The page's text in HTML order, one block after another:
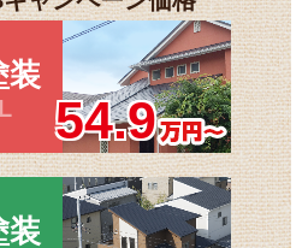
装
54.9
装